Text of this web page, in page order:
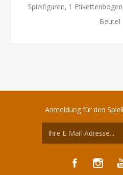
Spielfiguren, 1
Beutel
Anmeldung für den